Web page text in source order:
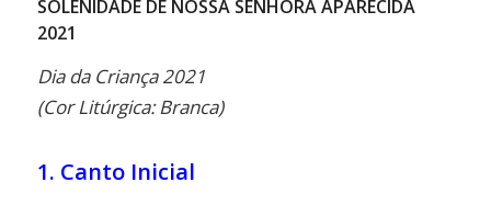
SOLENIDADE DE NOSSA SENHORA APARECIDA
2021
Dia da Criança 2021
(Cor Litúrgica: Branca)
1. Canto Inicial